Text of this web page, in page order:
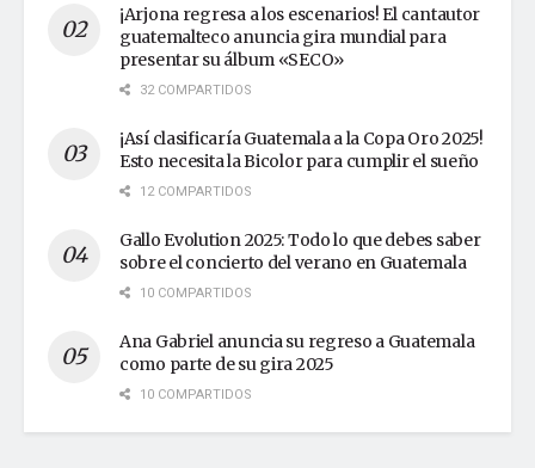
¡Arjona regresa a los escenarios! El cantautor
guatemalteco anuncia gira mundial para
presentar su álbum «SECO»
32 COMPARTIDOS
¡Así clasificaría Guatemala a la Copa Oro 2025!
Esto necesita la Bicolor para cumplir el sueño
12 COMPARTIDOS
Gallo Evolution 2025: Todo lo que debes saber
sobre el concierto del verano en Guatemala
10 COMPARTIDOS
Ana Gabriel anuncia su regreso a Guatemala
como parte de su gira 2025
10 COMPARTIDOS